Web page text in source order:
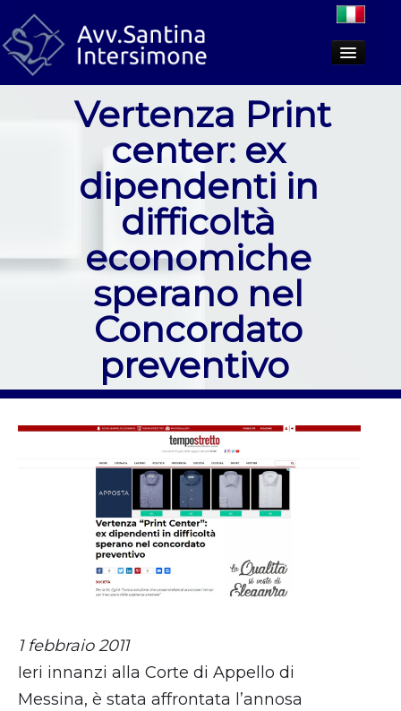
Lo studio
Aree di attività
Dicono di noi
Approfondimenti
Vertenza Print
center: ex
dipendenti in
difficoltà
economiche
sperano nel
Concordato
preventivo
1 febbraio 2011
Ieri innanzi alla Corte di Appello di
Messina, è stata affrontata l’annosa